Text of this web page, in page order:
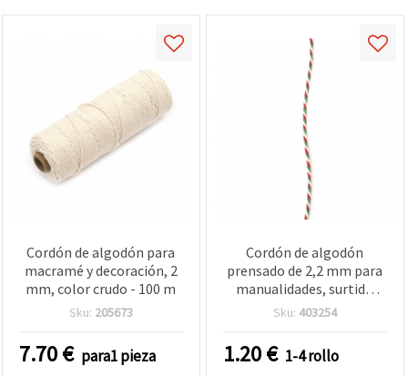
Cordón de algodón para
macramé y decoración, 2
mm, color crudo - 100 m
Sku: 205673
7.70€ para1 pieza
Cordón de algodón
prensado de 2,2 mm para
manualidades, surtido
(blanco, rojo y verde), 3x4
Sku: 403254
1.20€ 1-4 rollo